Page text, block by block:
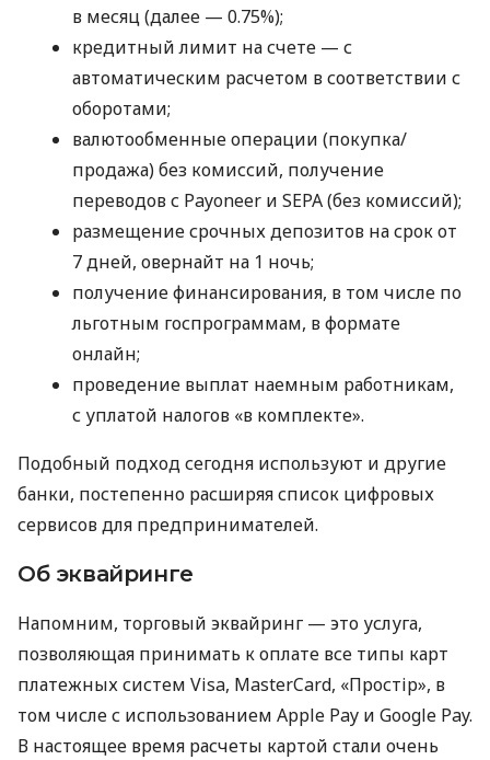
в месяц (далее — 0.75%);
кредитный лимит на счете — с
автоматическим расчетом в соответствии с
оборотами;
валютообменные операции (покупка/
продажа) без комиссий, получение
переводов с Payoneer и SEPA (без комиссий);
размещение срочных депозитов на срок от
7 дней, овернайт на 1 ночь;
получение финансирования, в том числе по
льготным госпрограммам, в формате
онлайн;
проведение выплат наемным работникам,
с уплатой налогов «в комплекте».
Подобный подход сегодня используют и другие
банки, постепенно расширяя список цифровых
сервисов для предпринимателей.
Об эквайринге
Напомним, торговый эквайринг — это услуга,
позволяющая принимать к оплате все типы карт
платежных систем Visa, MasterCard, «Простір», в
том числе с использованием Apple Pay и Google Pay.
В настоящее время расчеты картой стали очень